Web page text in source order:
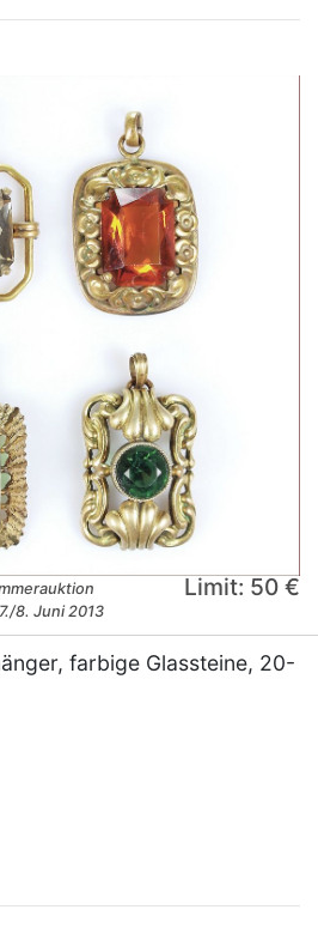
8. Juni 2013
Limit: 50 €
farbige Glassteine, 20-